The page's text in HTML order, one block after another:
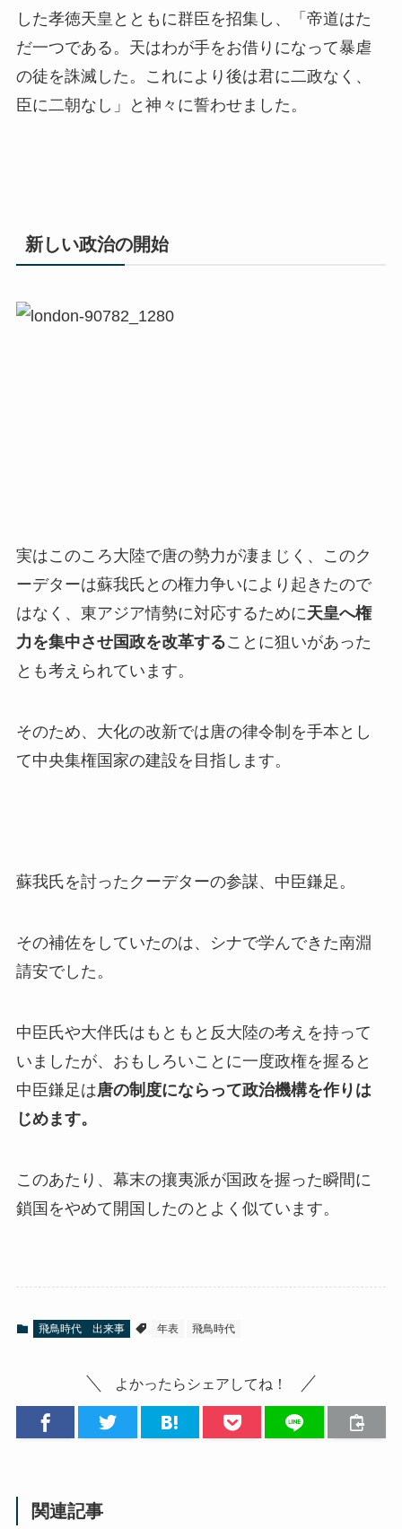
した孝徳天皇とともに群臣を招集し、「帝道はた
だ一つである。天はわが手をお借りになって暴虐
の徒を誅滅した。これにより後は君に二政なく、
臣に二朝なし」と神々に誓わせました。
新しい政治の開始
実はこのころ大陸で唐の勢力が凄まじく、このク
ーデターは蘇我氏との権力争いにより起きたので
はなく、東アジア情勢に対応するために天皇へ権
力を集中させ国政を改革することに狙いがあった
とも考えられています。
そのため、大化の改新では唐の律令制を手本とし
て中央集権国家の建設を目指します。
蘇我氏を討ったクーデターの参謀、中臣鎌足。
その補佐をしていたのは、シナで学んできた南淵
請安でした。
中臣氏や大伴氏はもともと反大陸の考えを持って
いましたが、おもしろいことに一度政権を握ると
中臣鎌足は唐の制度にならって政治機構を作りは
じめます。
このあたり、幕末の攘夷派が国政を握った瞬間に
鎖国をやめて開国したのとよく似ています。
飛鳥時代 出来事 年表 飛鳥時代
よかったらシェアしてね！
関連記事